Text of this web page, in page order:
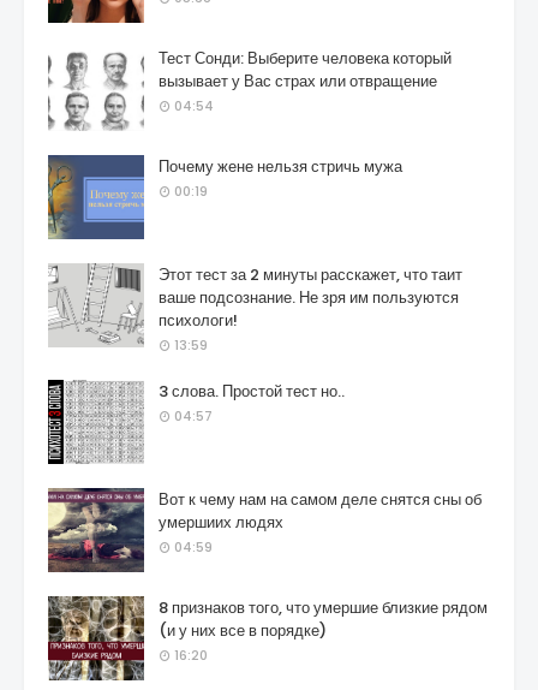
Тест Сонди: Выберите человека который
вызывает у Вас страх или отвращение
04:54
Почему жене нельзя стричь мужа
00:19
Этот тест за 2 минуты расскажет, что таит
ваше подсознание. Не зря им пользуются
психологи!
13:59
3 слова. Простой тест но..
04:57
Вот к чему нам на самом деле снятся сны об
умершиих людях
04:59
8 признаков того, что умершие близкие рядом
(и у них все в порядке)
16:20